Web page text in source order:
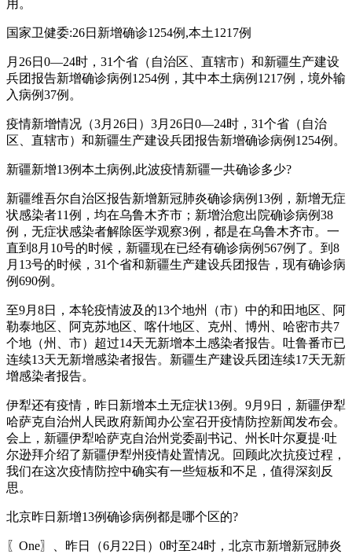
用。
国家卫健委:26日新增确诊1254例,本土1217例
月26日0—24时，31个省（自治区、直辖市）和新疆生产建设
兵团报告新增确诊病例1254例，其中本土病例1217例，境外输
入病例37例。
疫情新增情况（3月26日）3月26日0—24时，31个省（自治
区、直辖市）和新疆生产建设兵团报告新增确诊病例1254例。
新疆新增13例本土病例,此波疫情新疆一共确诊多少?
新疆维吾尔自治区报告新增新冠肺炎确诊病例13例，新增无症
状感染者11例，均在乌鲁木齐市；新增治愈出院确诊病例38
例，无症状感染者解除医学观察3例，都是在乌鲁木齐市。一
直到8月10号的时候，新疆现在已经有确诊病例567例了。到8
月13号的时候，31个省和新疆生产建设兵团报告，现有确诊病
例690例。
至9月8日，本轮疫情波及的13个地州（市）中的和田地区、阿
勒泰地区、阿克苏地区、喀什地区、克州、博州、哈密市共7
个地（州、市）超过14天无新增本土感染者报告。吐鲁番市已
连续13天无新增感染者报告。新疆生产建设兵团连续17天无新
增感染者报告。
伊犁还有疫情，昨日新增本土无症状13例。9月9日，新疆伊犁
哈萨克自治州人民政府新闻办公室召开疫情防控新闻发布会。
会上，新疆伊犁哈萨克自治州党委副书记、州长叶尔夏提·吐
尔逊拜介绍了新疆伊犁州疫情处置情况。回顾此次抗疫过程，
我们在这次疫情防控中确实有一些短板和不足，值得深刻反
思。
北京昨日新增13例确诊病例都是哪个区的?
〖One〗、昨日（6月22日）0时至24时，北京市新增新冠肺炎